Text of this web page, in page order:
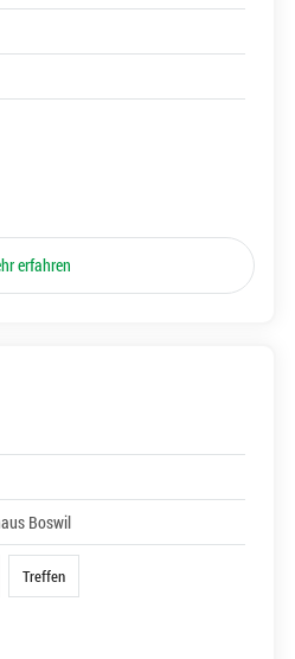
erfahren
Boswil
Treffen